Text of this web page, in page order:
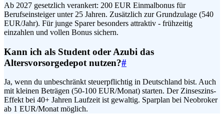
Ab 2027 gesetzlich verankert: 200 EUR Einmalbonus für
Berufseinsteiger unter 25 Jahren. Zusätzlich zur Grundzulage (540
EUR/Jahr). Für junge Sparer besonders attraktiv - frühzeitig
einzahlen und vollen Bonus sichern.
Kann ich als Student oder Azubi das
Altersvorsorgedepot nutzen?#
Ja, wenn du unbeschränkt steuerpflichtig in Deutschland bist. Auch
mit kleinen Beträgen (50-100 EUR/Monat) starten. Der Zinseszins-
Effekt bei 40+ Jahren Laufzeit ist gewaltig. Sparplan bei Neobroker
ab 1 EUR/Monat möglich.